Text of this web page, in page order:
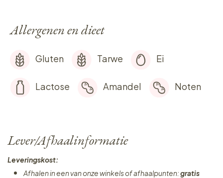
Allergenen en dieet
Gluten Tarwe Ei
Lactose Amandel Noten
Lever/Afhaalinformatie
Leveringskost:
Afhalen in een van onze winkels of afhaalpunten:gratis